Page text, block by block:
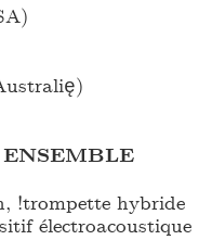
!trompette hybride
électroacoustique